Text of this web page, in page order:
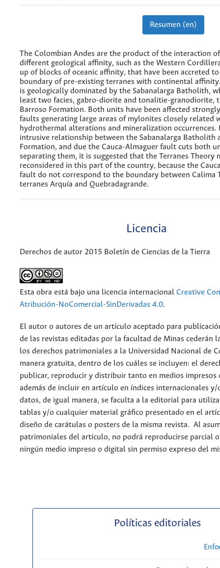
Resumen (en)
The Colombian Andes are the product of the interaction
different geological affinity, such as the Western
up of blocks of oceanic affinity, that have been accreted
boundary of pre-existing terranes with continental
is geologically dominated by the Sabanalarga Batholith,
least two facies, gabro-diorite and tonalitie-granodiorite,
Barroso Formation. Both units have been affected
faults generating large areas of mylonites closely related
hydrothermal alterations and mineralization occurrences.
intrusive relationship between the Sabanalarga Batholith
Formation, and due the Cauca-Almaguer fault cuts both
separating them, it is suggested that the Terranes Theory
reconsidered in this part of the country, because the
fault do not correspond to the boundary between Calima
terranes Arquía and Quebradagrande.
Licencia
Derechos de autor 2015 Boletín de Ciencias de la Tierra
Esta obra está bajo una licencia internacional Creative
Atribución-NoComercial-SinDerivadas 4.0.
El autor o autores de un artículo aceptado para
de las revistas editadas por la facultad de Minas cederán
los derechos patrimoniales a la Universidad Nacional de
manera gratuita, dentro de los cuáles se incluyen: el
publicar, reproducir y distribuir tanto en medios impresos
además de incluir en artículo en índices internacionales y/
datos, de igual manera, se faculta a la editorial para
tablas y/o cualquier material gráfico presentado en el
diseño de carátulas o posters de la misma revista. Al
patrimoniales del artículo, no podrá reproducirse parcial
ningún medio impreso o digital sin permiso expreso del
Políticas editoriales